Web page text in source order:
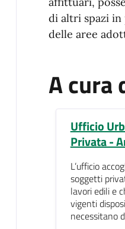
di altri spazi in
delle aree
A cura
Ufficio
Privata -
L’ufficio
soggetti
lavori edili e
vigenti
necessitano